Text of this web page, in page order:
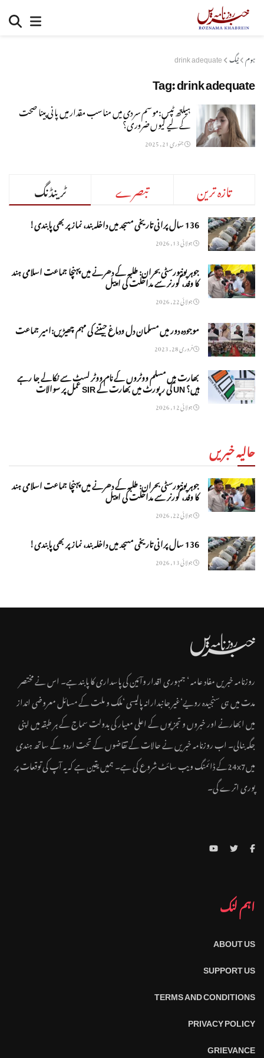
ہوم ٹیگ drink adequate
Tag:drink adequate
ہیلتھ ٹپس:موسم سردی میں مناسب مقدار میں پانی پینا صحت
کے لیے کیوں ضروری؟
جنوری 21, 2025
ٹرینڈنگ تبصرے تازہ ترین
136 سال پرانی تاریخی مسجد میں داخلہ بند، نماز پر بھی پابندی!
جولائی 13, 2026
جوہر یونیورسٹی بحران: طلبہ کے دھرنے میں پہنچا جماعت اسلامی ہند
کا وفد، گورنر سے مداخلت کی اپیل
جولائی 22, 2026
موجودہ دور میں مسلمان دل ودماغ جیتنے کی مہم چھیڑیں:امیر جماعت
فروری 28, 2023
بھارت میں مسلم ووٹروں کے نام ووٹر لسٹ سے نکالے جا رہے
ہیں؟ UN کی رپورٹ میں بھارت کے SIR عمل پر سوالات
جولائی 12, 2026
حالیہ خبریں
جوہر یونیورسٹی بحران: طلبہ کے دھرنے میں پہنچا جماعت اسلامی ہند
کا وفد، گورنر سے مداخلت کی اپیل
جولائی 22, 2026
136 سال پرانی تاریخی مسجد میں داخلہ بند، نماز پر بھی پابندی!
جولائی 13, 2026
روزنامہ خبریں مفاد عامہ ‘ جمہوری اقدار وآئین کی پاسداری کا پابند ہے۔ اس نے مختصر
مدت میں ہی سنجیدہ رویے‘غیر جانبدارانہ پالیسی ‘ملک و ملت کے مسائل معروضی انداز
میں ابھارنے اور خبروں و تجزیوں کے اعلی معیار کی بدولت سماج کے ہر طبقہ میں اپنی
جگہ بنالی۔ اب روزنامہ خبریں نے حالات کے تقاضوں کے تحت اردو کے ساتھ ہندی
میں24x7کے ڈائمنگ ویب سائٹ شروع کی ہے۔ ہمیں یقین ہے کہ یہ آپ کی توقعات پر
پوری اترے گی۔
اہم لنک
ABOUT US
SUPPORT US
TERMS AND CONDITIONS
PRIVACY POLICY
GRIEVANCE